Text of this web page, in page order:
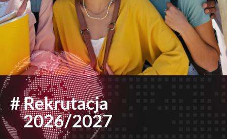
#Rekrutacja
2026/2027
Studiuj Prawo na